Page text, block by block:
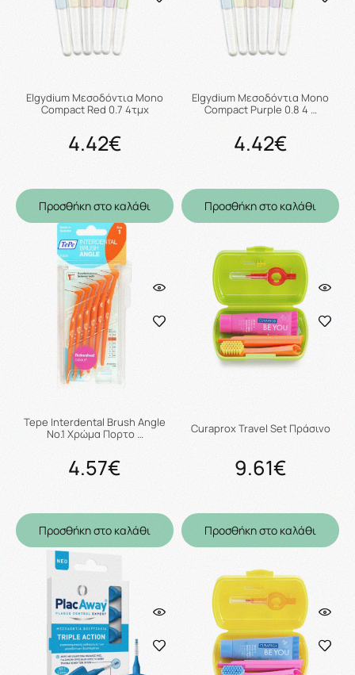
Elgydium Μεσοδόντια Mono
Compact Red 0.7 4τμχ
4.42€
Προσθήκη στο καλάθι
Elgydium Μεσοδόντια Mono
Compact Purple 0.8 4 …
4.42€
Προσθήκη στο καλάθι
Tepe Interdental Brush Angle
No.1 Χρώμα Πορτο …
4.57€
Προσθήκη στο καλάθι
Curaprox Travel Set Πράσινο
9.61€
Προσθήκη στο καλάθι